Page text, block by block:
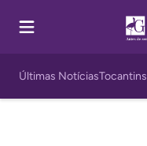
Últimas NotíciasTocantins